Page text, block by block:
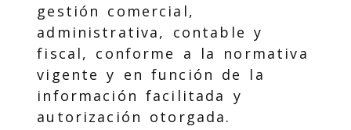
gestión comercial,
administrativa, contable y
fiscal, conforme a la normativa
vigente y en función de la
información facilitada y
autorización otorgada.